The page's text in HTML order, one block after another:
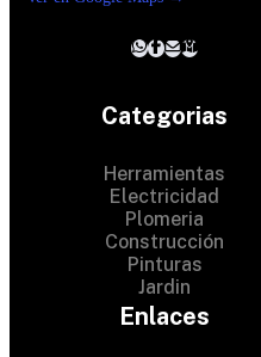
Categorias
Herramientas
Electricidad
Plomeria
Construcción
Pinturas
Jardin
Enlaces